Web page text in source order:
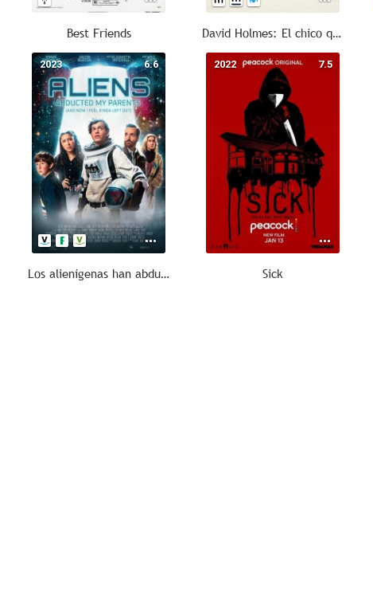
Best Friends David Holmes: El chico que sobrevivió
6.6
2023
Los alienígenas han abducido a mis padres
7.5
2022
Sick